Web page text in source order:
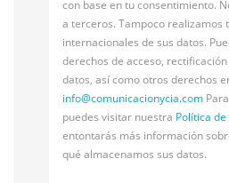
con base en tu consentimiento.
a terceros. Tampoco realizamos
internacionales de sus datos.
derechos de acceso,
datos, así como otros derechos
info@comunicacionycia.com
puedes visitar nuestra Política
entontarás más información
qué almacenamos sus datos.